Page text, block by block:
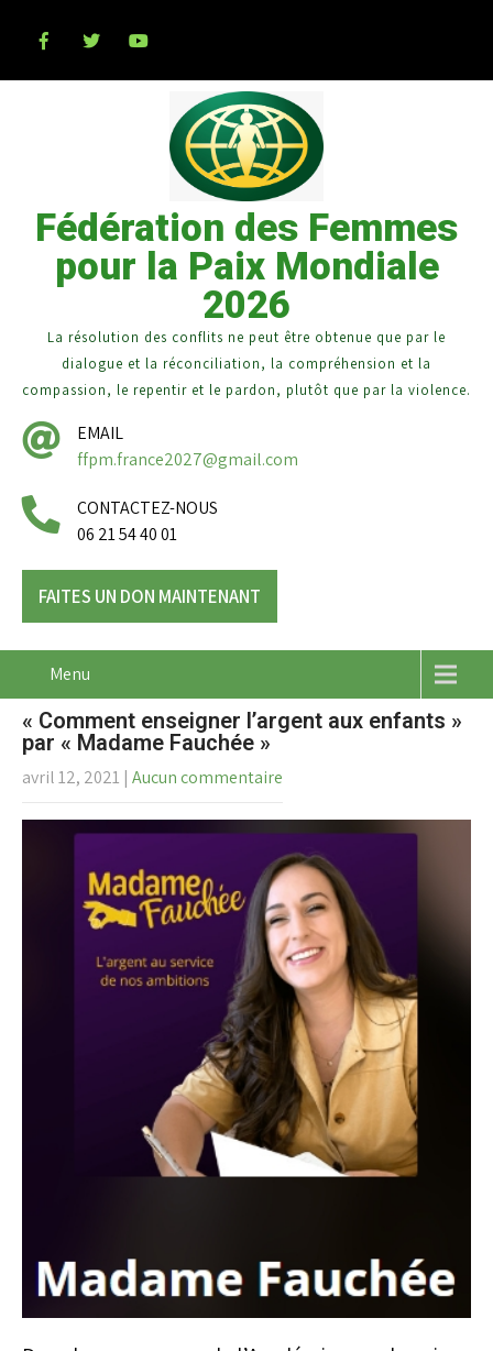
Fédération des Femmes
pour la Paix Mondiale
2026
La résolution des conflits ne peut être obtenue que par le
dialogue et la réconciliation, la compréhension et la
compassion, le repentir et le pardon, plutôt que par la violence.
EMAIL
ffpm.france2027@gmail.com
CONTACTEZ-NOUS
06 21 54 40 01
FAITES UN DON MAINTENANT
Menu
« Comment enseigner l’argent aux enfants »
par « Madame Fauchée »
avril 12, 2021 | Aucun commentaire